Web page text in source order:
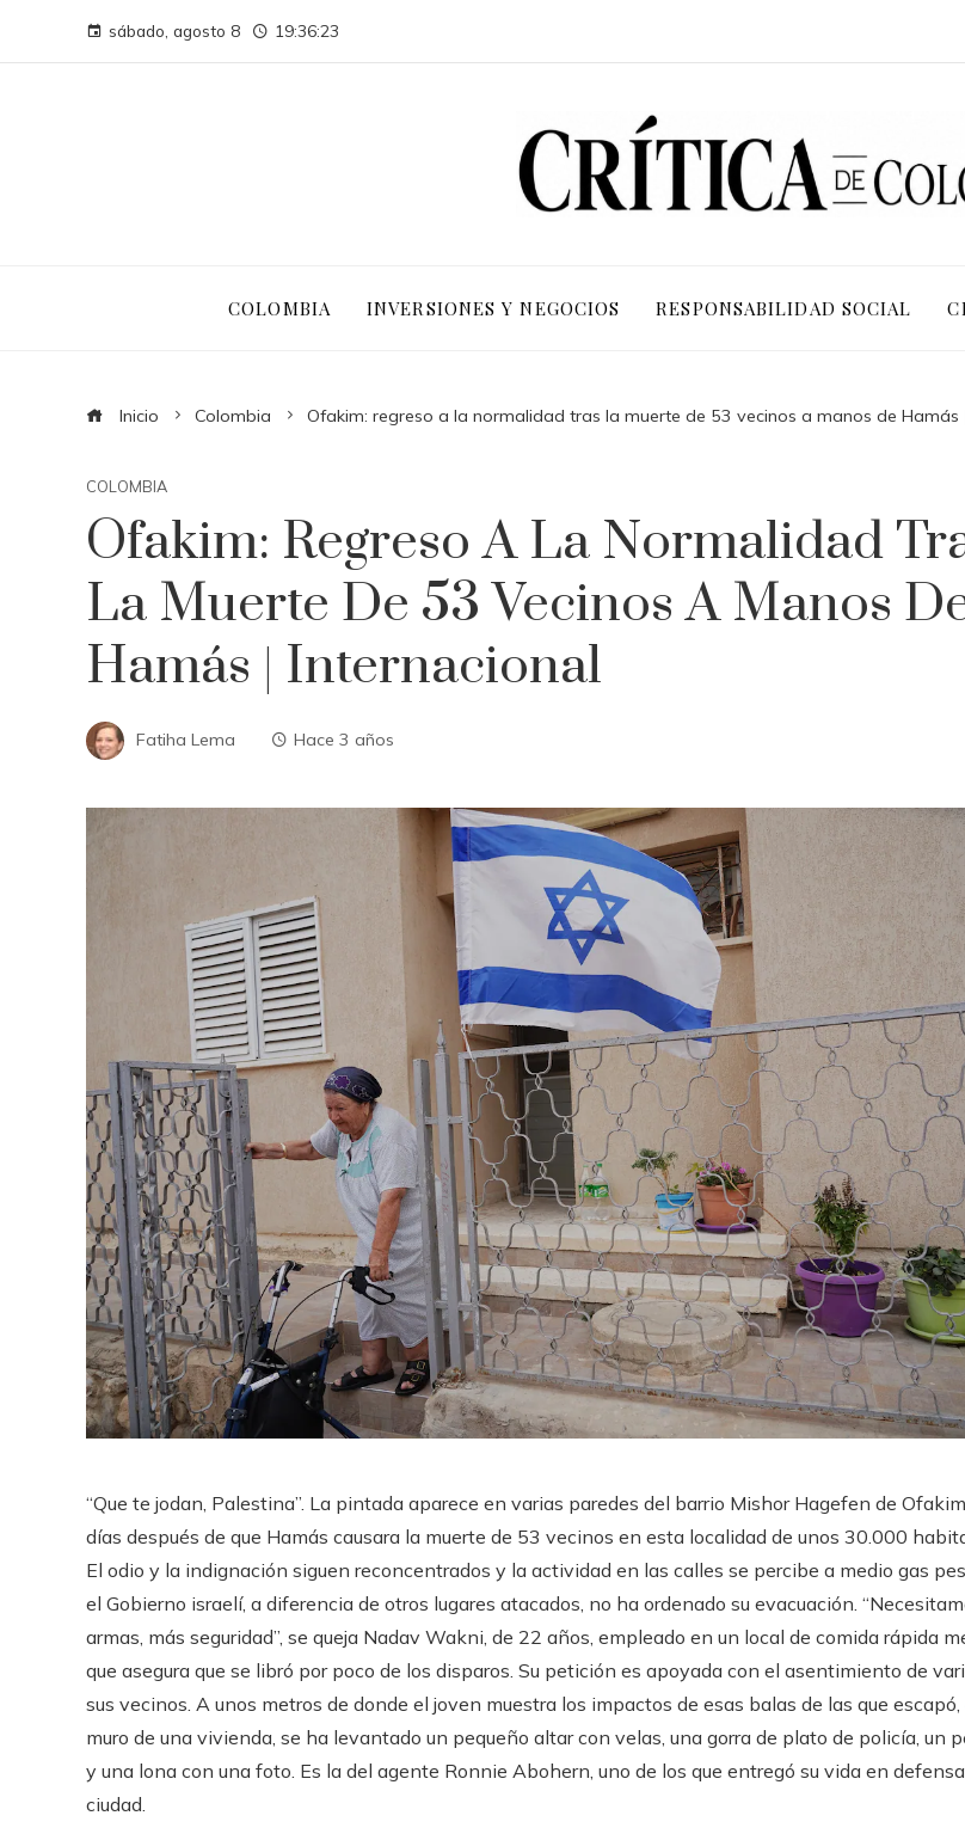
sábado, agosto 8 19:36:24
COLOMBIA INVERSIONES Y NEGOCIOS RESPONSABILIDAD SOCIAL
Inicio Colombia Ofakim: regreso a la normalidad tras la muerte de 53 vecinos a manos de Hamás
COLOMBIA
Ofakim: Regreso A La Normalidad
La Muerte De 53 Vecinos A Manos
Hamás | Internacional
Fatiha Lema Hace 3 años
“Que te jodan, Palestina”. La pintada aparece en varias paredes del barrio Mishor Hagefen de
días después de que Hamás causara la muerte de 53 vecinos en esta localidad de unos 30.000
El odio y la indignación siguen reconcentrados y la actividad en las calles se percibe a medio gas
el Gobierno israelí, a diferencia de otros lugares atacados, no ha ordenado su evacuación.
armas, más seguridad”, se queja Nadav Wakni, de 22 años, empleado en un local de comida rápida
que asegura que se libró por poco de los disparos. Su petición es apoyada con el asentimiento de
sus vecinos. A unos metros de donde el joven muestra los impactos de esas balas de las que escapó,
muro de una vivienda, se ha levantado un pequeño altar con velas, una gorra de plato de policía, un
y una lona con una foto. Es la del agente Ronnie Abohern, uno de los que entregó su vida en
ciudad.